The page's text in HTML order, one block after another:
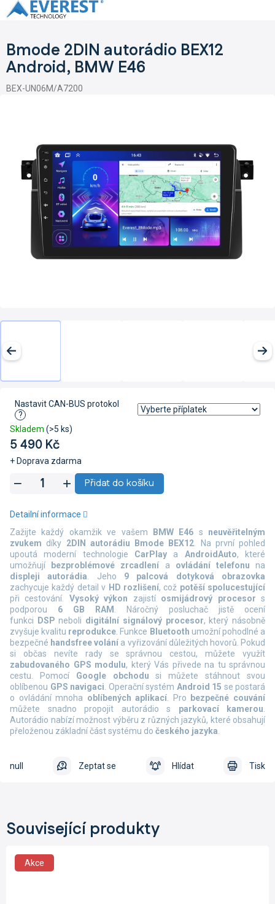
Přejít
na
Bmode 2DIN autorádio BEX12
Android, BMW E46
BEX-UN06M/A7200
5 490 Kč
+ Doprava zdarma
Skladem (>5 ks)
Nastavit CAN-BUS protokol
?
Přidat do košíku
Zažijte každý okamžik ve vašem BMW E46 s neuvěřitelným
zvukem díky 2DIN autorádiu Bmode BEX12. Na první pohled
upoutá moderní technologie CarPlay a AndroidAuto, které
umožňují
bezproblémové zrcadlení a ovládání telefonu na
displeji autorádia. Jeho 9 palcová dotyková obrazovka
zachycuje každý detail v HD rozlišení, což potěší spolucestující
při cestování. Vysoký výkon zajistí osmijádrový procesor s
podporou 6 GB RAM . Náročný posluchač jistě ocení
funkci
DSP neboli digitální signálový procesor, který násobně
zvyšuje kvalitu reprodukce. Funkce Bluetooth umožní pohodlné a
bezpečné handsfree volání a vyřizování důležitých hovorů. Pokud
si občas nevíte rady se správnou cestou, můžete využít
zabudovaného GPS modulu, který Vás přivede na tu správnou
cestu. PomocíGoogle obchodu si můžete stáhnout svou
oblíbenou GPS navigaci. Operační systém Android 15 se postará
o ovládání mnoha oblíbených aplikací. Pro
bezpečné couvání
můžete snadno propojit autorádio s parkovací kamerou.
Autorádio nabízí možnost výběru z různých jazyků, které obsahují
přeloženou základní část systému do českého jazyka.
Detailní informace
Tisk
Zeptat se Hlídat
null
Související produkty
Akce